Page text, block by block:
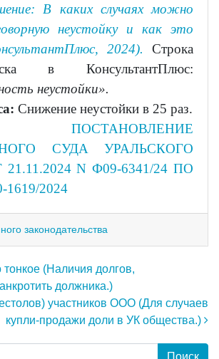
В каких случаях можно
неустойку и как это
2024). Строка
в КонсультантПлюс:
неустойки».
Снижение неустойки в 25 раз.
ПОСТАНОВЛЕНИЕ
СУДА УРАЛЬСКОГО
N Ф09-6341/24 ПО
2024
законодательства
по записям
тонкое (Наличия долгов,
должника.)
участников ООО (Для случаев
купли-продажи доли в УК общества.)